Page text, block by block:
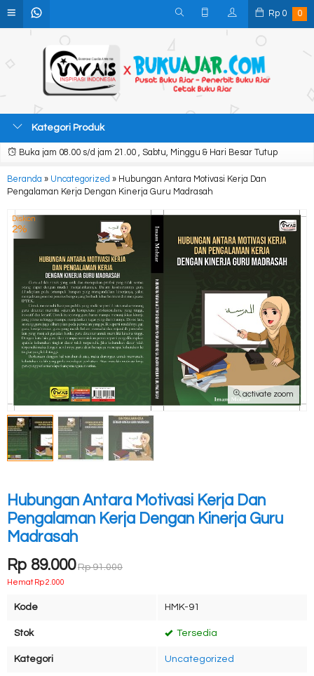
Rp 0 0
Kategori Produk
Buka jam 08.00 s/d jam 21.00 , Sabtu, Minggu & Hari Besar Tutup
Beranda » Uncategorized » Hubungan Antara Motivasi Kerja Dan
Pengalaman Kerja Dengan Kinerja Guru Madrasah
activate zoom
Diskon
2%
Hubungan Antara Motivasi Kerja Dan
Pengalaman Kerja Dengan Kinerja Guru
Madrasah
Rp 89.000 Rp 91.000
Hemat Rp 2.000
Kode HMK-91
Stok Tersedia
Kategori Uncategorized